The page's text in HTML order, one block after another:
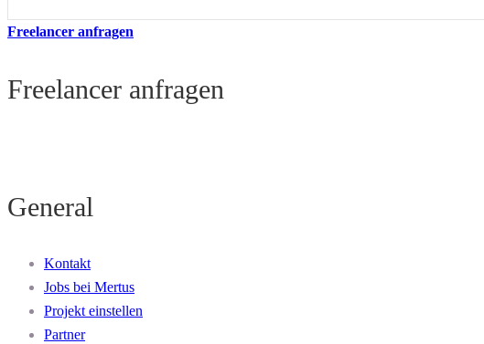
Freelancer anfragen
Freelancer anfragen
General
Kontakt
Jobs bei Mertus
Projekt einstellen
Partner